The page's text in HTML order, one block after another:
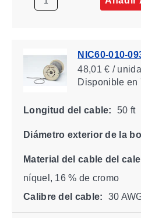
NIC60-010-
48,01 € /
Disponibleen
Longitud del cable: 50 ft
Diámetro exterior de la
Material del cable del
níquel, 16 % de cromo
Calibre del cable:
30